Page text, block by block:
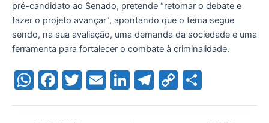
pré-candidato ao Senado, pretende “retomar o debate e
fazer o projeto avançar”, apontando que o tema segue
sendo, na sua avaliação, uma demanda da sociedade e uma
ferramenta para fortalecer o combate à criminalidade.
W
at
F
c
T
E
Li
k
T
C
ar